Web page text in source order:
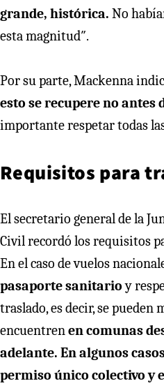
grande, histórica. No
esta magnitud″.
Por su parte, Mackenna
esto se recupere no antes
importante respetar todas
Requisitos para
El secretario general de la
Civil recordó los requisitos
En el caso de vuelos
pasaporte sanitarioy
traslado, es decir, se pueden
encuentrenen comunas
adelante. En algunos
permiso único colectivo y